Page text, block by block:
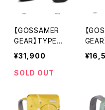
【GOSSAMER
GEAR】TYPEⅡ
Vetta
¥31,900
SOLD OUT
【
Piku